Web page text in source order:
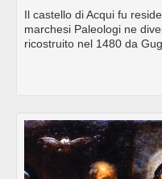
Il castello di Acqui fu
marchesi Paleologi ne
ricostruito nel 1480 da